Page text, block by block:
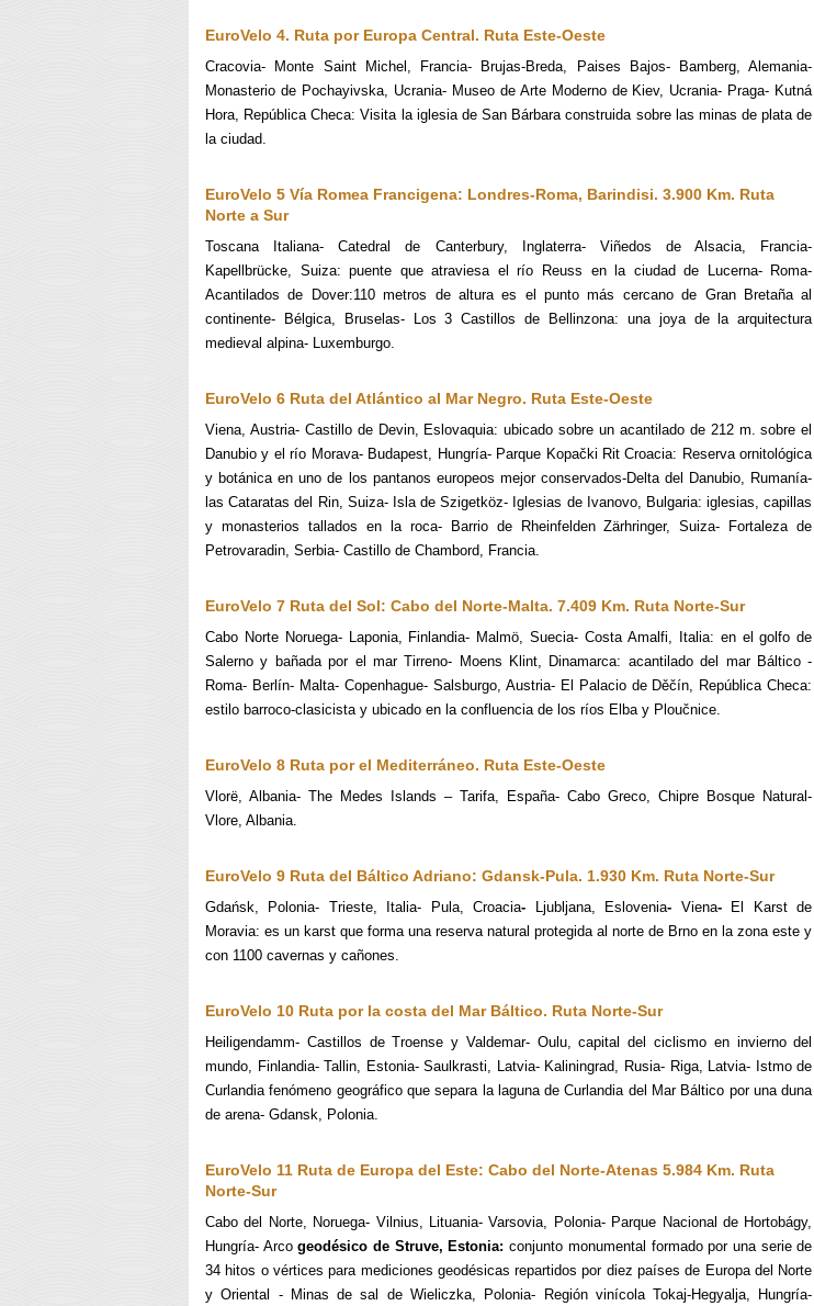
EuroVelo 4. Ruta por Europa Central. Ruta Este-Oeste
Cracovia- Monte Saint Michel, Francia- Brujas-Breda, Paises Bajos- Bamberg, Alemania-
Monasterio de Pochayivska, Ucrania- Museo de Arte Moderno de Kiev, Ucrania- Praga- Kutná
Hora, República Checa: Visita la iglesia de San Bárbara construida sobre las minas de plata de
la ciudad.
EuroVelo 5 Vía Romea Francigena: Londres-Roma, Barindisi. 3.900 Km. Ruta
Norte a Sur
Toscana Italiana- Catedral de Canterbury, Inglaterra- Viñedos de Alsacia, Francia-
Kapellbrücke, Suiza: puente que atraviesa el río Reuss en la ciudad de Lucerna- Roma-
Acantilados de Dover:110 metros de altura es el punto más cercano de Gran Bretaña al
continente- Bélgica, Bruselas- Los 3 Castillos de Bellinzona: una joya de la arquitectura
medieval alpina- Luxemburgo.
EuroVelo 6 Ruta del Atlántico al Mar Negro. Ruta Este-Oeste
Viena, Austria- Castillo de Devin, Eslovaquia: ubicado sobre un acantilado de 212 m. sobre el
Danubio y el río Morava- Budapest, Hungría- Parque Kopački Rit Croacia: Reserva ornitológica
y botánica en uno de los pantanos europeos mejor conservados-Delta del Danubio, Rumanía-
las Cataratas del Rin, Suiza- Isla de Szigetköz- Iglesias de Ivanovo, Bulgaria: iglesias, capillas
y monasterios tallados en la roca- Barrio de Rheinfelden Zärhringer, Suiza- Fortaleza de
Petrovaradin, Serbia- Castillo de Chambord, Francia.
EuroVelo 7 Ruta del Sol: Cabo del Norte-Malta. 7.409 Km. Ruta Norte-Sur
Cabo Norte Noruega- Laponia, Finlandia- Malmö, Suecia- Costa Amalfi, Italia: en el golfo de
Salerno y bañada por el mar Tirreno- Moens Klint, Dinamarca: acantilado del mar Báltico -
Roma- Berlín- Malta- Copenhague- Salsburgo, Austria- El Palacio de Děčín, República Checa:
estilo barroco-clasicista y ubicado en la confluencia de los ríos Elba y Ploučnice.
EuroVelo 8 Ruta por el Mediterráneo. Ruta Este-Oeste
Vlorë, Albania- The Medes Islands – Tarifa, España- Cabo Greco, Chipre Bosque Natural-
Vlore, Albania.
EuroVelo 9 Ruta del Báltico Adriano: Gdansk-Pula. 1.930 Km. Ruta Norte-Sur
Gdańsk, Polonia- Trieste, Italia- Pula, Croacia- Ljubljana, Eslovenia- Viena-
El Karst de
Moravia: es un karst que forma una reserva natural protegida al norte de Brno en la zona este y
con 1100 cavernas y cañones.
EuroVelo 10 Ruta por la costa del Mar Báltico. Ruta Norte-Sur
Heiligendamm- Castillos de Troense y Valdemar- Oulu, capital del ciclismo en invierno del
mundo, Finlandia- Tallin, Estonia- Saulkrasti, Latvia- Kaliningrad, Rusia- Riga, Latvia- Istmo de
Curlandia fenómeno geográfico que separa la laguna de Curlandia del Mar Báltico por una duna
de arena- Gdansk, Polonia.
EuroVelo 11 Ruta de Europa del Este: Cabo del Norte-Atenas 5.984 Km. Ruta
Norte-Sur
Cabo del Norte, Noruega- Vilnius, Lituania- Varsovia, Polonia- Parque Nacional de Hortobágy,
Hungría- Arcogeodésico de Struve, Estonia:conjunto monumental formado por una serie de
34 hitos o vértices para mediciones geodésicas repartidos por diez países de Europa del Norte
y Oriental -
Minas de sal de Wieliczka, Polonia- Región vinícola Tokaj-Hegyalja, Hungría-